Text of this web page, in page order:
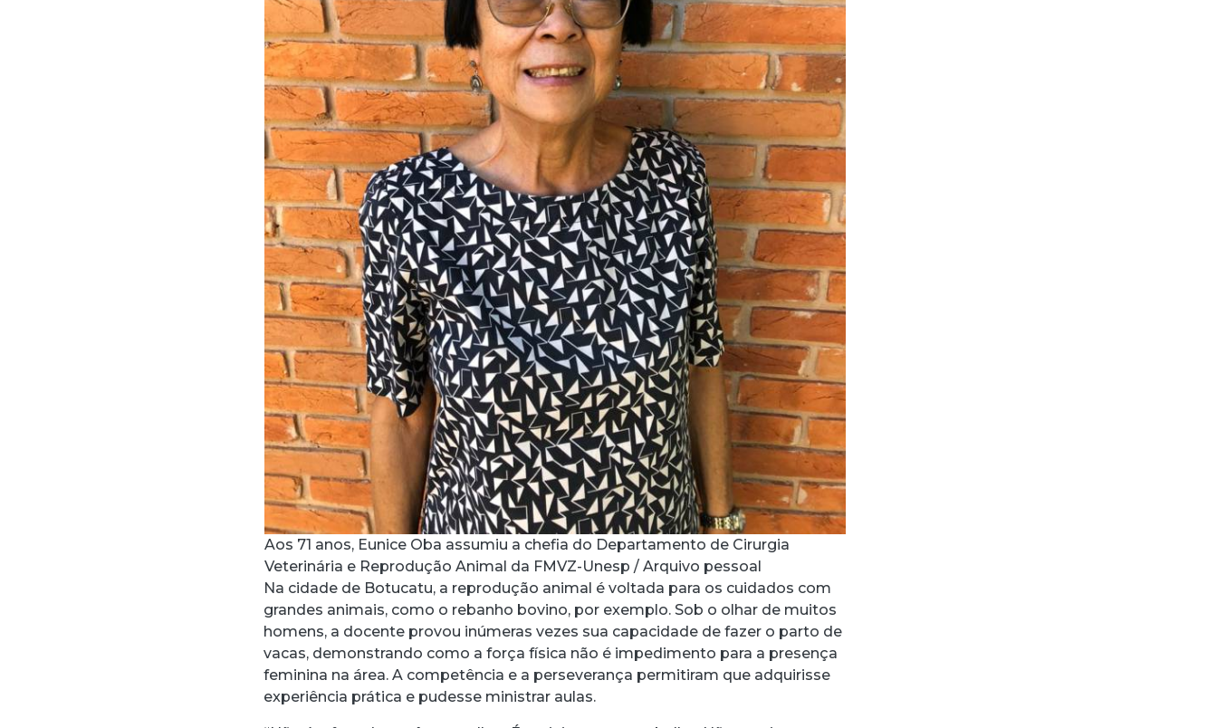
Aos 71 anos, Eunice Oba assumiu a chefia do Departamento de Cirurgia
Veterinária e Reprodução Animal da FMVZ-Unesp / Arquivo pessoal
Na cidade de Botucatu, a reprodução animal é voltada para os cuidados com
grandes animais, como o rebanho bovino, por exemplo. Sob o olhar de muitos
homens, a docente provou inúmeras vezes sua capacidade de fazer o parto de
vacas, demonstrando como a força física não é impedimento para a presença
feminina na área. A competência e a perseverança permitiram que adquirisse
experiência prática e pudesse ministrar aulas.